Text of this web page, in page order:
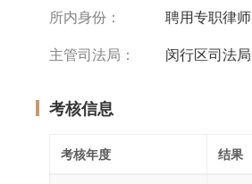
所内身份：
聘用专职律师
主管司法局：
闵行区司法局
考核信息
考核年度 结果